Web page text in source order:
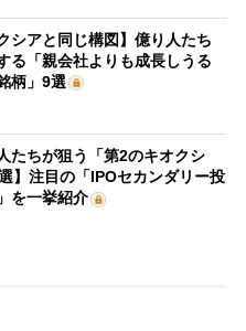
シアと同じ構図】億り人たち
る「親会社よりも成長しうる
柄」9選
たちが狙う「第2のキオクシ
】注目の「IPOセカンダリー投
を一挙紹介